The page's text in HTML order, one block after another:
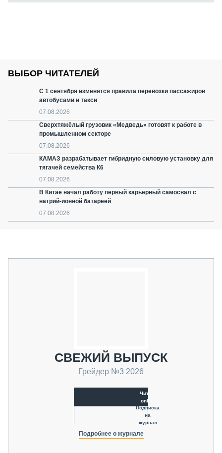
ВЫБОР ЧИТАТЕЛЕЙ
С 1 сентября изменятся правила перевозки пассажиров
автобусами и такси
07.08.2026
Сверхтяжёлый грузовик «Медведь» готовят к работе в
промышленном секторе
07.08.2026
КАМАЗ разрабатывает гибридную силовую установку для
тягачей семейства К6
07.08.2026
В Китае начал работу первый карьерный самосвал с
натрий-ионной батареей
07.08.2026
СВЕЖИЙ ВЫПУСК
Грейдер №3 2026
Читать
online
Подписка
на
журнал
Подробнее о журнале